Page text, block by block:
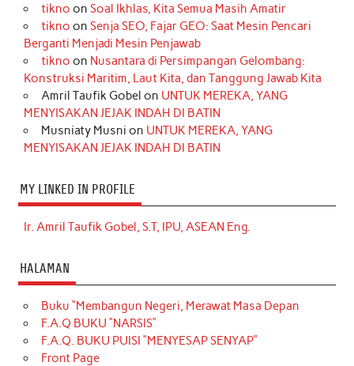
tikno on Soal Ikhlas, Kita Semua Masih Amatir
tikno on Senja SEO, Fajar GEO: Saat Mesin Pencari
Berganti Menjadi Mesin Penjawab
tikno on Nusantara di Persimpangan Gelombang:
Konstruksi Maritim, Laut Kita, dan Tanggung Jawab Kita
Amril Taufik Gobel on UNTUK MEREKA, YANG
MENYISAKAN JEJAK INDAH DI BATIN
Musniaty Musni on UNTUK MEREKA, YANG
MENYISAKAN JEJAK INDAH DI BATIN
MY LINKED IN PROFILE
Ir. Amril Taufik Gobel, S.T, IPU, ASEAN Eng.
HALAMAN
Buku “Membangun Negeri, Merawat Masa Depan
F.A.Q BUKU “NARSIS”
F.A.Q. BUKU PUISI “MENYESAP SENYAP”
Front Page